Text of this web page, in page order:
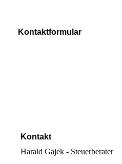
Kontaktformular
Kontakt
Harald Gajek - Steuerberater